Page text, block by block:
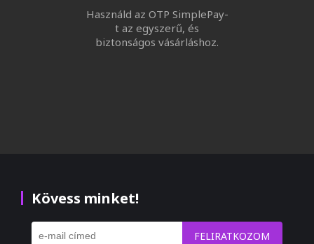
Használd az OTP SimplePay-
t az egyszerű, és
biztonságos vásárláshoz.
Kövess minket!
FELIRATKOZOM